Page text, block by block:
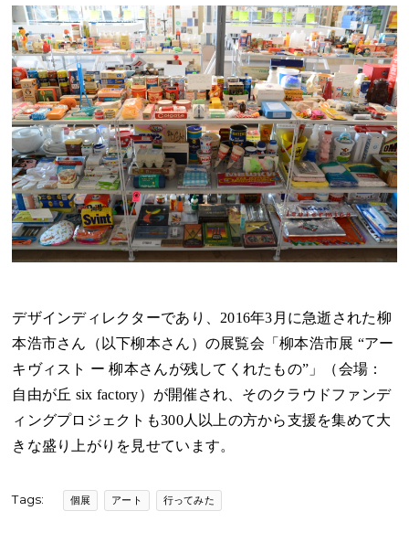
デザインディレクターであり、2016年3月に急逝された柳
本浩市さん（以下柳本さん）の展覧会「柳本浩市展 “アー
キヴィスト ー 柳本さんが残してくれたもの”」（会場：
自由が丘 six factory）が開催され、そのクラウドファンデ
ィングプロジェクトも300人以上の方から支援を集めて大
きな盛り上がりを見せています。
Tags: 個展 アート 行ってみた